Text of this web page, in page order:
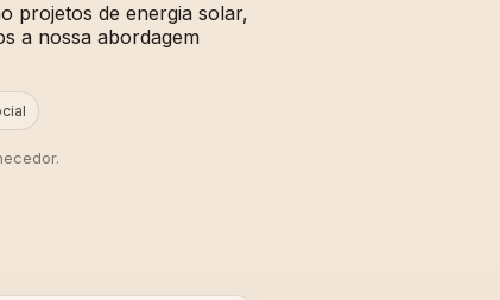
projetos de energia solar,
a nossa abordagem